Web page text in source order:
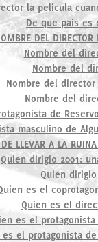
la pelicula
De que pais es
DEL
Nombre del
Nombre del
Nombre del
Nombre del
de
masculino de
LLEVAR A LA
Quien dirigio 2001:
Quien
es el
Quien es el
es el
es el protagonista